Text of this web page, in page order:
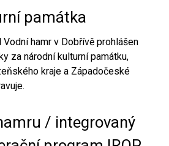
památka
Vodní hamr v Dobřívě prohlášen
za národní kulturní památku,
kraje a Západočeské
/ integrovaný